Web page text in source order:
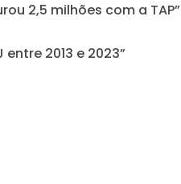
2,5 milhões com a TAP”
2013 e 2023”